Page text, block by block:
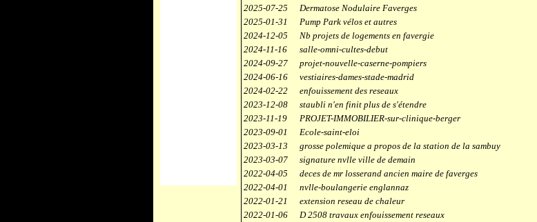
2025-07-25
Dermatose Nodulaire Faverges
2025-01-31
Pump Park vélos et autres
2024-12-05
Nb projets de logements en favergie
2024-11-16
salle-omni-cultes-debut
2024-09-27
projet-nouvelle-caserne-pompiers
2024-06-16
vestiaires-dames-stade-madrid
2024-02-22
enfouissement des reseaux
2023-12-08
staubli n'en finit plus de s'étendre
2023-11-19
PROJET-IMMOBILIER-sur-clinique-berger
2023-09-01
Ecole-saint-eloi
2023-03-13
grosse polemique a propos de la station de la sambuy
2023-03-07
signature nvlle ville de demain
2022-04-05
deces de mr losserand ancien maire de faverges
2022-04-01
nvlle-boulangerie englannaz
2022-01-21
extension reseau de chaleur
2022-01-06
D 2508 travaux enfouissement reseaux